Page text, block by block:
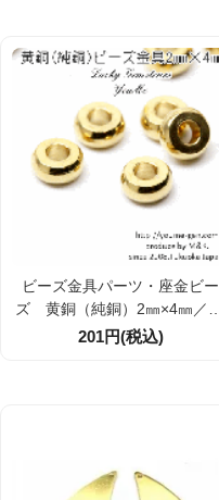
ビーズ金具パーツ・座金ビー
ズ 黄銅（純銅）2㎜×4㎜／10
個入～【75602515】
201円(税込)